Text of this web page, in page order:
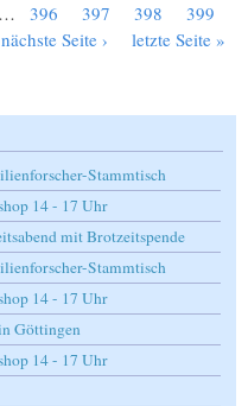
… 396 397 398
399
nächste Seite ›
letzte Seite »
Stammtisch
14 - 17 Uhr
mit Brotzeitspende
Stammtisch
14 - 17 Uhr
Göttingen
14 - 17 Uhr